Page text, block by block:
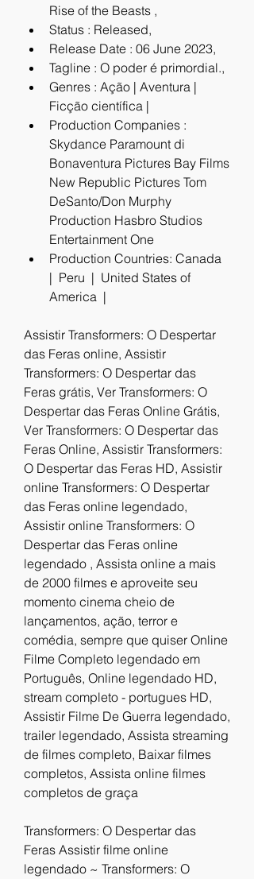
Rise of the Beasts ,
Status : Released,
Release Date : 06 June 2023,
Tagline : O poder é primordial.,
Genres : Ação | Aventura |
Ficção científica |
Production Companies :
Skydance Paramount di
Bonaventura Pictures Bay Films
New Republic Pictures Tom
DeSanto/Don Murphy
Production Hasbro Studios
Entertainment One
Production Countries: Canada
|  Peru  |  United States of
America  |
Assistir Transformers: O Despertar
das Feras online, Assistir
Transformers: O Despertar das
Feras grátis, Ver Transformers: O
Despertar das Feras Online Grátis,
Ver Transformers: O Despertar das
Feras Online, Assistir Transformers:
O Despertar das Feras HD, Assistir
online Transformers: O Despertar
das Feras online legendado,
Assistir online Transformers: O
Despertar das Feras online
legendado , Assista online a mais
de 2000 filmes e aproveite seu
momento cinema cheio de
lançamentos, ação, terror e
comédia, sempre que quiser Online
Filme Completo legendado em
Português, Online legendado HD,
stream completo - portugues HD,
Assistir Filme De Guerra legendado,
trailer legendado, Assista streaming
de filmes completo, Baixar filmes
completos, Assista online filmes
completos de graça
Transformers: O Despertar das
Feras Assistir filme online
legendado ~ Transformers: O